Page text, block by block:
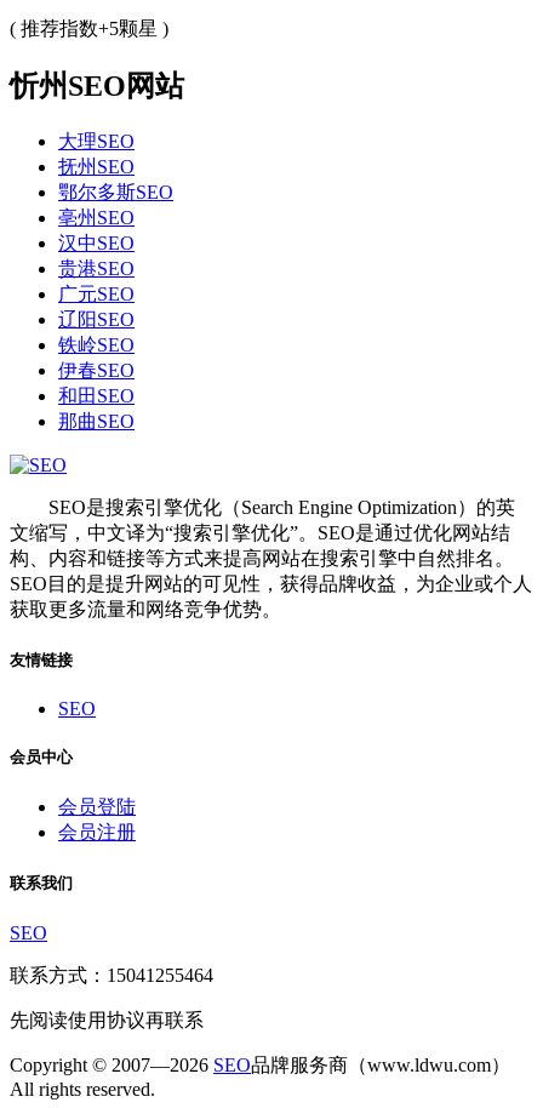
( 推荐指数+5颗星 )
忻州SEO网站
大理SEO
抚州SEO
鄂尔多斯SEO
亳州SEO
汉中SEO
贵港SEO
广元SEO
辽阳SEO
铁岭SEO
伊春SEO
和田SEO
那曲SEO
SEO是搜索引擎优化（Search Engine Optimization）的英
文缩写，中文译为“搜索引擎优化”。SEO是通过优化网站结
构、内容和链接等方式来提高网站在搜索引擎中自然排名。
SEO目的是提升网站的可见性，获得品牌收益，为企业或个人
获取更多流量和网络竞争优势。
友情链接
SEO
会员中心
会员登陆
会员注册
联系我们
SEO
联系方式：15041255464
先阅读使用协议再联系
Copyright © 2007—2026 SEO品牌服务商（www.ldwu.com）
All rights reserved.